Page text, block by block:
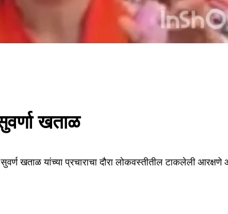
खताळ
सुवर्ण खताळ यांच्या प्रचाराचा दौरा लोकवस्तीतील टाकलेली